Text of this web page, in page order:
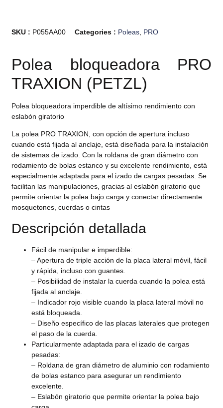
SKU : P055AA00 Categories : Poleas, PRO
Polea bloqueadora PRO
TRAXION (PETZL)
Polea bloqueadora imperdible de altísimo rendimiento con
eslabón giratorio
La polea PRO TRAXION, con opción de apertura incluso
cuando está fijada al anclaje, está diseñada para la instalación
de sistemas de izado. Con la roldana de gran diámetro con
rodamiento de bolas estanco y su excelente rendimiento, está
especialmente adaptada para el izado de cargas pesadas. Se
facilitan las manipulaciones, gracias al eslabón giratorio que
permite orientar la polea bajo carga y conectar directamente
mosquetones, cuerdas o cintas
Descripción detallada
Fácil de manipular e imperdible:
– Apertura de triple acción de la placa lateral móvil, fácil
y rápida, incluso con guantes.
– Posibilidad de instalar la cuerda cuando la polea está
fijada al anclaje.
– Indicador rojo visible cuando la placa lateral móvil no
está bloqueada.
– Diseño específico de las placas laterales que protegen
el paso de la cuerda.
Particularmente adaptada para el izado de cargas
pesadas:
– Roldana de gran diámetro de aluminio con rodamiento
de bolas estanco para asegurar un rendimiento
excelente.
– Eslabón giratorio que permite orientar la polea bajo